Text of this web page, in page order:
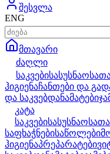
შესვლა
ENG
მთავარი
ძაღლი
საკვებისასუსნაო
ჰიგიენაჩანთები და
და საკვებდანამატები
კატა
საკვებისასუსნაო
საფხაჭნებისაწოლები
ჰიგიენაპრეპარატები